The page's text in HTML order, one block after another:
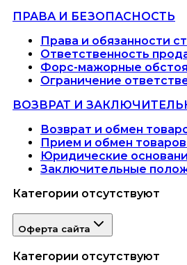
ПРАВА И БЕЗОПАСНОСТЬ
Права и обязанности
Ответственность
Форс-мажорные
Ограничение
ВОЗВРАТ И
Возврат и обмен
Прием и обмен
Юридические
Заключительные
Категории отсутствуют
Оферта сайта
Категории отсутствуют